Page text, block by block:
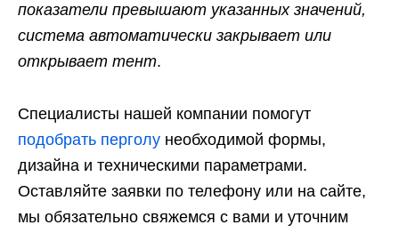
показатели превышают указанных значений,
система автоматически закрывает или
открывает тент.
Специалисты нашей компании помогут
подобрать перголу необходимой формы,
дизайна и техническими параметрами.
Оставляйте заявки по телефону или на сайте,
мы обязательно свяжемся с вами и уточним